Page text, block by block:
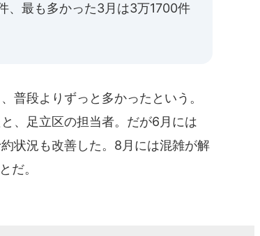
、最も多かった3月は3万1700件
段よりずっと多かったという。
、足立区の担当者。だが6月には
状況も改善した。8月には混雑が解
だ。